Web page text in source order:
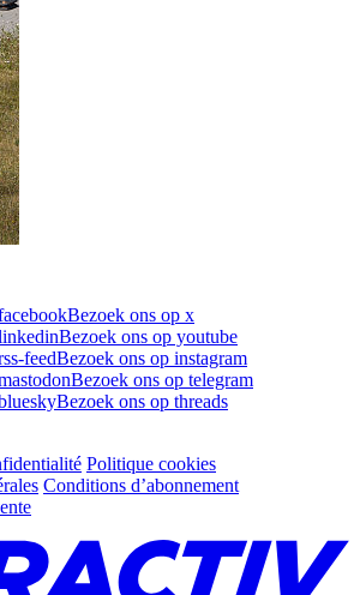
Bezoek ons op x
Bezoek ons op youtube
feedBezoek ons op instagram
Bezoek ons op telegram
Bezoek ons op threads
Politique cookies
Conditions d’abonnement